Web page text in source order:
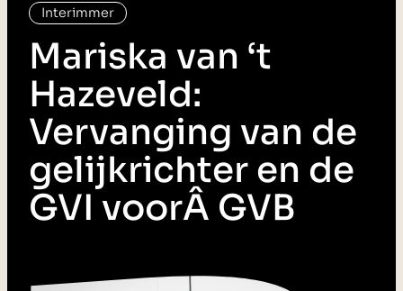
Interimmer
Mariska van ‘t
Hazeveld:
Vervanging van de
gelijkrichter en de
GVI voorÂ GVB